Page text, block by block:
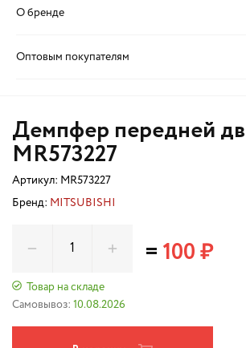
О бренде
Оптовым покупателям
Демпфер передней
MR573227
Артикул: MR573227
Бренд: MITSUBISHI
Товар на складе
Самовывоз: 10.08.2026
=100 ₽